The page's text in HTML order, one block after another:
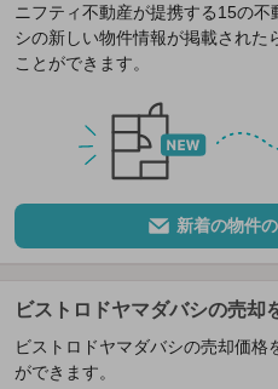
ニフティ不動産が提携する15の
シの新しい物件情報が掲載された
ことができます。
新着の物件
ビストロドヤマダバシの売却
ビストロドヤマダバシの売却価格
ができます。